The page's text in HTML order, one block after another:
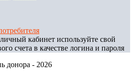
кабинет используйте свой
счета в качестве логина и пароля
донора - 2026